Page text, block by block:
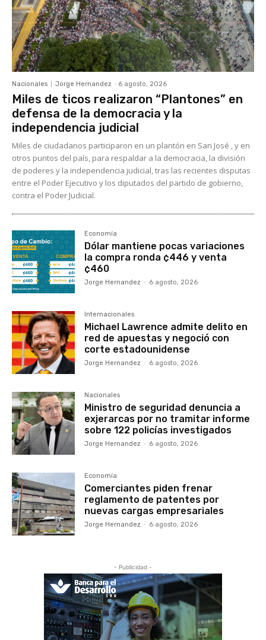
Nacionales Jorge Hernandez - 6 agosto, 2026
Miles de ticos realizaron “Plantones” en
defensa de la democracia y la
independencia judicial
Miles de ciudadanos participaron en un plantón en San José , y en
otros puntos del país, para respaldar a la democracia, la división
de poderes y la independencia judicial, tras las recientes disputas
entre el Poder Ejecutivo y los diputados del partido de gobierno,
contra el Poder Judicial.
Economía
Dólar mantiene pocas variaciones
la compra ronda ¢446 y venta
¢460
Jorge Hernandez - 6 agosto, 2026
Internacionales
Michael Lawrence admite delito en
red de apuestas y negoció con
corte estadounidense
Jorge Hernandez - 6 agosto, 2026
Nacionales
Ministro de seguridad denuncia a
exjerarcas por no tramitar informe
sobre 122 policías investigados
Jorge Hernandez - 6 agosto, 2026
Economía
Comerciantes piden frenar
reglamento de patentes por
nuevas cargas empresariales
Jorge Hernandez - 6 agosto, 2026
- Publicidad -